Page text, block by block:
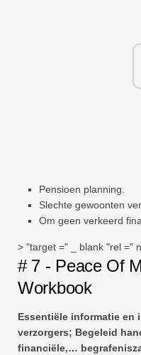
Pensioen planning.
Slechte gewoonten
Om geen verkeerd
> "target =" _ blank "rel ="
# 7 - Peace Of
Workbook
Essentiële informatie en
verzorgers; Begeleid
financiële,…